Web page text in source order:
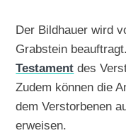
Der Bildhauer wird
Grabstein
Testament des
Zudem können die
dem Verstorbenen
erweisen.